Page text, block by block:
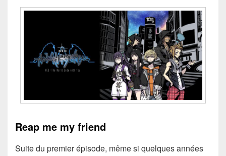
Reap me my friend
Suite du premier épisode, même si quelques années